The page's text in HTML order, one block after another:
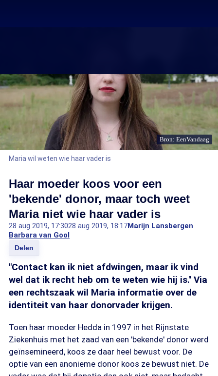
Bron: EenVandaag
Maria wil weten wie haar vader is
Haar moeder koos voor een
'bekende' donor, maar toch weet
Maria niet wie haar vader is
28 aug 2019, 17:3028 aug 2019, 18:17Marijn Lansbergen
Barbara van Gool
Delen
"Contact kan ik niet afdwingen, maar ik vind
wel dat ik recht heb om te weten wie hij is." Via
een rechtszaak wil Maria informatie over de
identiteit van haar donorvader krijgen.
Toen haar moeder Hedda in 1997 in het Rijnstate
Ziekenhuis met het zaad van een 'bekende' donor werd
geïnsemineerd, koos ze daar heel bewust voor. De
optie van een anonieme donor koos ze bewust niet. De